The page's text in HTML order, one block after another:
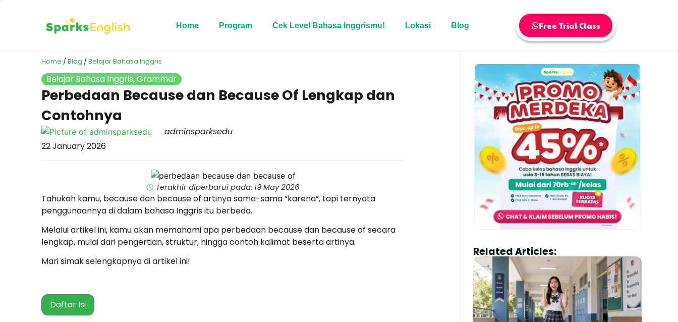
Home Program Cek Level Bahasa Inggrismu! Lokasi Blog Free Trial Class
Home /Blog /Belajar Bahasa Inggris
Belajar Bahasa Inggris,Grammar
Perbedaan Because dan Because Of Lengkap dan
Contohnya
adminsparksedu
22 January 2026
Terakhir diperbarui pada: 19 May 2026
Tahukah kamu, because dan because of artinya sama-sama “karena”, tapi ternyata
penggunaannya di dalam bahasa Inggris itu berbeda.
Melalui artikel ini, kamu akan memahami apa perbedaan because dan because of secara
lengkap, mulai dari pengertian, struktur, hingga contoh kalimat beserta artinya.
Mari simak selengkapnya di artikel ini!
Daftar Isi
Related Articles: